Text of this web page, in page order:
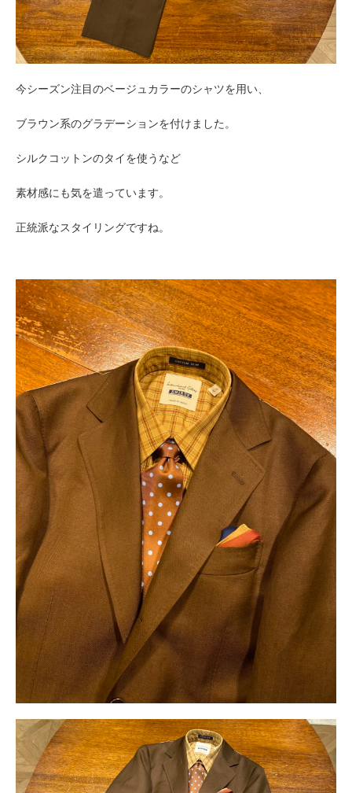
今シーズン注目のベージュカラーのシャツを用い、
ブラウン系のグラデーションを付けました。
シルクコットンのタイを使うなど
素材感にも気を遣っています。
正統派なスタイリングですね。